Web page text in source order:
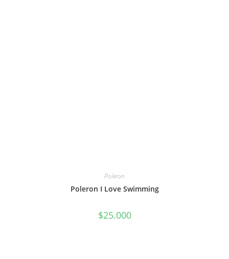
Poleron
Poleron I Love Swimming
$25.000